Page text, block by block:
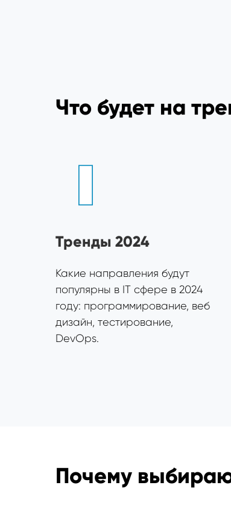
Что будет на
Тренды 2024
Какие направления будут
популярны в IT сфере в 2024
году: программирование, веб
дизайн, тестирование,
DevOps.
Почему